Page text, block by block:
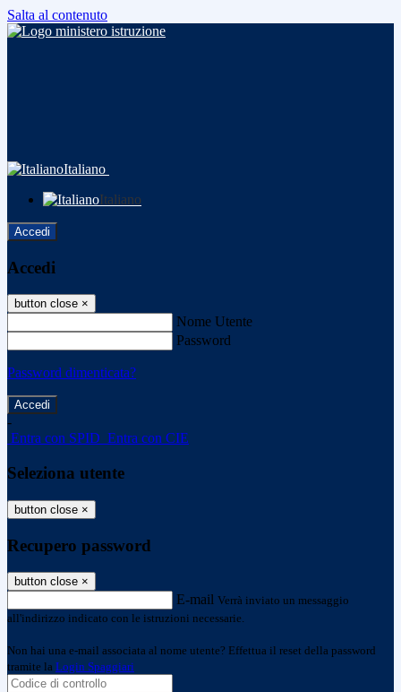
Salta al contenuto
Italiano
Italiano
Accedi
Accedi
button close ×
Nome Utente
Password
Password dimenticata?
-
Entra con SPID Entra con CIE
Seleziona utente
button close ×
Recupero password
button close ×
E-mail Verrà inviato un messaggio
all'indirizzo indicato con le istruzioni necessarie.
Non hai una e-mail associata al nome utente? Effettua il reset della password
tramite la Login Spaggiari